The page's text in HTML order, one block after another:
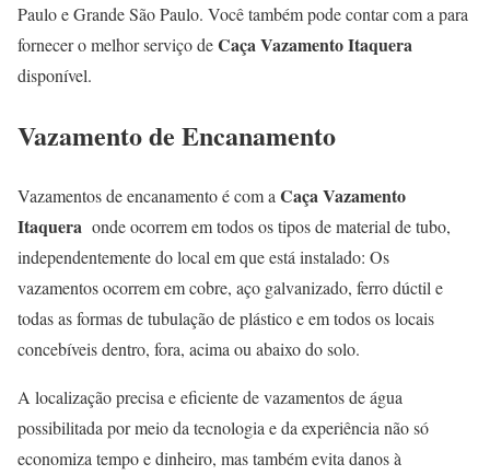
Paulo e Grande São Paulo. Você também pode contar com a para
fornecer o melhor serviço deCaça Vazamento Itaquera
disponível.
Vazamento de Encanamento
Vazamentos de encanamento é com a Caça Vazamento
Itaquera onde ocorrem em todos os tipos de material de tubo,
independentemente do local em que está instalado: Os
vazamentos ocorrem em cobre, aço galvanizado, ferro dúctil e
todas as formas de tubulação de plástico e em todos os locais
concebíveis dentro, fora, acima ou abaixo do solo.
A localização precisa e eficiente de vazamentos de água
possibilitada por meio da tecnologia e da experiência não só
economiza tempo e dinheiro, mas também evita danos à